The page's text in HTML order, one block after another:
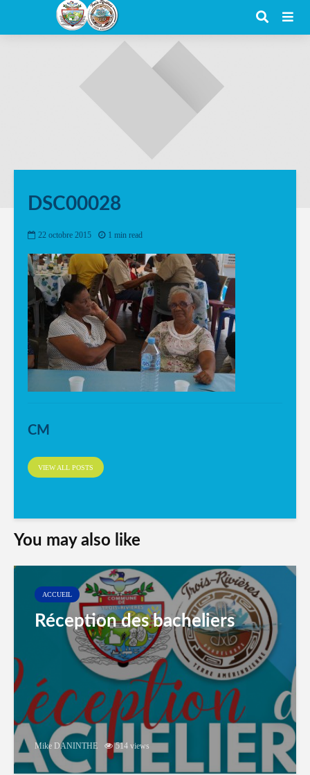
DSC00028
22 octobre 2015 1 min read
CM
VIEW ALL POSTS
You may also like
ACCUEIL
Réception des bacheliers
Mike DANINTHE 514 views